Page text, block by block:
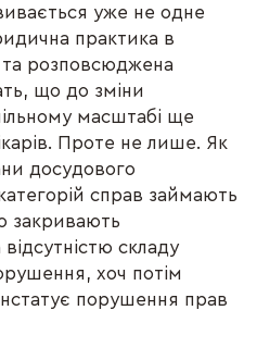
уже не одне
практика в
та розповсюджена
що до зміни
масштабі ще
Проте не лише. Як
досудового
справ займають
закривають
складу
хоч потім
порушення прав